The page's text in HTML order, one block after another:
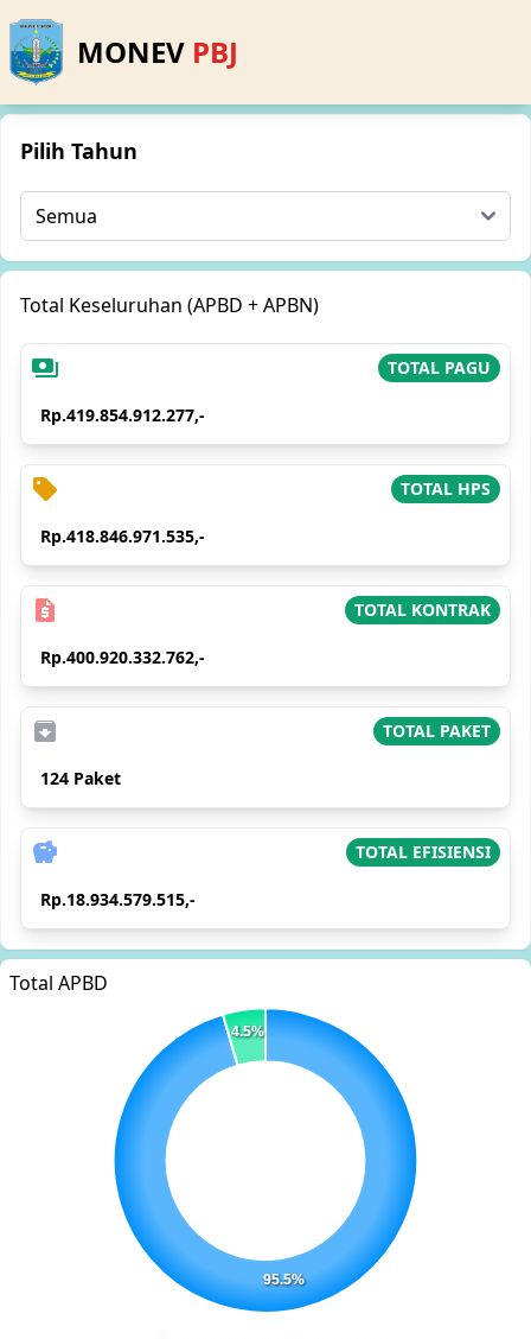
MONEV PBJ
Pilih Tahun
Total Keseluruhan (APBD + APBN)
payments TOTAL PAGU
Rp.419.854.912.277,-
sell TOTAL HPS
Rp.418.846.971.535,-
request_quote TOTAL KONTRAK
Rp.400.920.332.762,-
archive TOTAL PAKET
124 Paket
savings TOTAL EFISIENSI
Rp.18.934.579.515,-
Total APBD
95.5%
4.5%